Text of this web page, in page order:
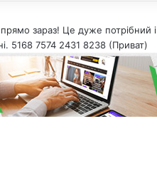
зараз! Це дуже потрібний і
5168 7574 2431 8238 (Приват)